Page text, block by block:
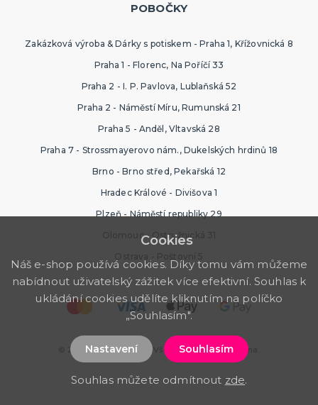
POBOČKY
Zakázková výroba & Dárky s potiskem - Praha 1, Křížovnická 8
Praha 1 - Florenc, Na Poříčí 33
Praha 2 - I. P. Pavlova, Lublaňská 52
Praha 2 - Náměstí Míru, Rumunská 21
Praha 5 - Anděl, Vltavská 28
Praha 7 - Strossmayerovo nám., Dukelských hrdinů 18
Brno - Brno střed, Pekařská 12
Hradec Králové - Divišova 1
Plzeň - Náměstí republiky 29
Olomouc - Ostružnická 31
Ostrava - Poštovní 5
© 2026 Ptákoviny.com. Všechna práva vyhrazena.
Cookies
Náš e-shop používá cookies. Díky tomu vám můžeme
nabídnout uživatelský zážitek více efektivní. Souhlas k
ukládání cookies udělíte kliknutím na políčko
„Souhlasím".
Nastavení Souhlasím
Souhlas můžete odmítnout zde.